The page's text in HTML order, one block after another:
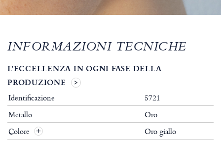
INFORMAZIONI TECNICHE
L'ECCELLENZA IN OGNI FASE DELLA
PRODUZIONE
Identificazione
5721
Metallo
Oro
Colore
Oro giallo